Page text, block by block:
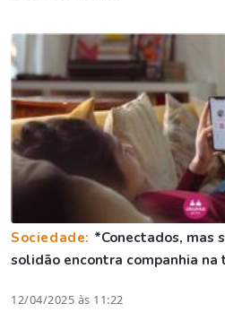
Sociedade: *Conectados, mas
solidão encontra companhia na
12/04/2025 às 11:22